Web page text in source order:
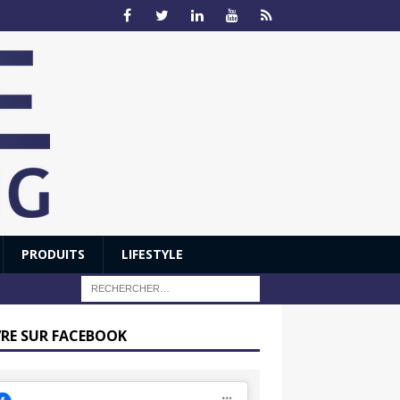
PRODUITS LIFESTYLE
SUR FACEBOOK